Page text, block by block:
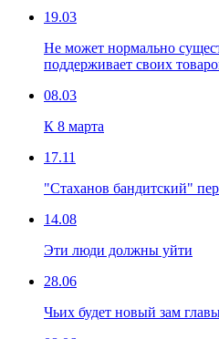
19.03
Не может нормально
поддерживает своих
08.03
К 8 марта
17.11
"Стаханов бандитский"
14.08
Эти люди должны уйти
28.06
Чьих будет новый зам